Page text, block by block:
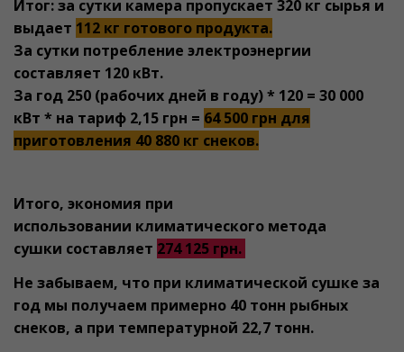
Итог: за сутки камера пропускает 320 кг сырья и
выдает 112 кг готового продукта.
За сутки потребление электроэнергии
составляет 120 кВт.
За год 250 (рабочих дней в году) * 120 = 30 000
кВт * на тариф 2,15 грн = 64 500 грн для
приготовления 40 880 кг снеков.
Итого, экономия при
использовании климатического метода
сушки составляет 274 125 грн.
Не забываем, что при климатической сушке за
год мы получаем примерно 40 тонн рыбных
снеков, а при температурной 22,7 тонн.